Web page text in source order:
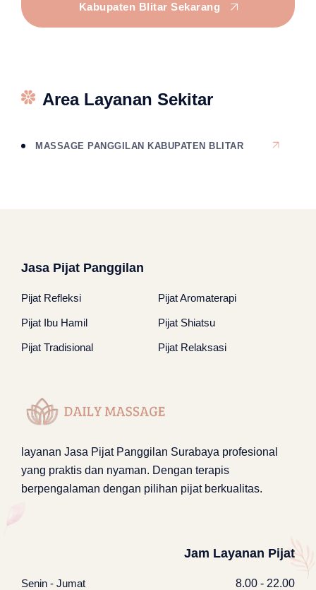
Kabupaten Blitar Sekarang
Area Layanan Sekitar
MASSAGE PANGGILAN KABUPATEN BLITAR
Jasa Pijat Panggilan
Pijat Refleksi Pijat Aromaterapi
Pijat Ibu Hamil Pijat Shiatsu
Pijat Tradisional Pijat Relaksasi
layanan Jasa Pijat Panggilan Surabaya profesional
yang praktis dan nyaman. Dengan terapis
berpengalaman dengan pilihan pijat berkualitas.
Jam Layanan Pijat
Senin - Jumat 8.00 - 22.00